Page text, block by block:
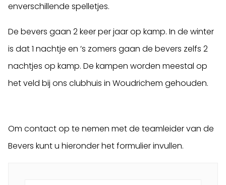
enverschillende spelletjes.
De bevers gaan 2 keer per jaar op kamp. In de winter
is dat 1 nachtje en ’s zomers gaan de bevers zelfs 2
nachtjes op kamp. De kampen worden meestal op
het veld bij ons clubhuis in Woudrichem gehouden.
Om contact op te nemen met de teamleider van de
Bevers kunt u hieronder het formulier invullen.